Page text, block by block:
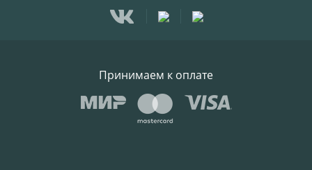
Принимаем к оплате